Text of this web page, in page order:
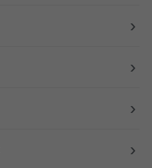
›
›
›
›